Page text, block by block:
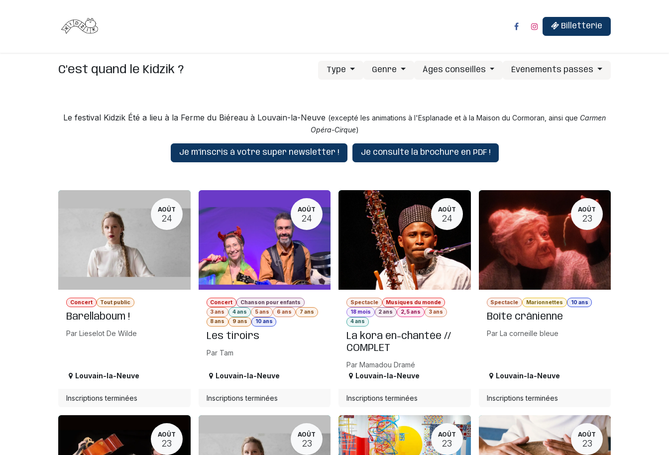
Billetterie
C'est quand le Kidzik ? Type Genre Âges conseillés Événements passés
Le festival Kidzik Été a lieu à la Ferme du Biéreau à Louvain-la-Neuve (excepté les animations à l'Esplanade et à la Maison du Cormoran, ainsi que Carmen
Opéra-Cirque)
Je m'inscris à votre super newsletter ! Je consulte la brochure en PDF !
AOÛT
24
Concert Tout public
Barellaboum !
Par Lieselot De Wilde
Louvain-la-Neuve
Inscriptions terminées
AOÛT
24
Concert
Chanson pour enfants
3 ans
4 ans 5 ans 6 ans
7 ans
8 ans
9 ans 10 ans
Les tiroirs
Par Tam
Louvain-la-Neuve
Inscriptions terminées
AOÛT
24
Spectacle
Musiques du monde
18 mois
2 ans 2,5 ans
3 ans
4 ans
La kora en-chantée //
COMPLET
Par Mamadou Dramé
Louvain-la-Neuve
Inscriptions terminées
AOÛT
23
Spectacle Marionnettes 10 ans
Boîte crânienne
Par La corneille bleue
Louvain-la-Neuve
Inscriptions terminées
AOÛT
23
AOÛT
23
AOÛT
23
AOÛT
23